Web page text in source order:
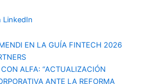
LinkedIn
EN LA GUÍA FINTECH 2026
ALFA: “ACTUALIZACIÓN
ANTE LA REFORMA